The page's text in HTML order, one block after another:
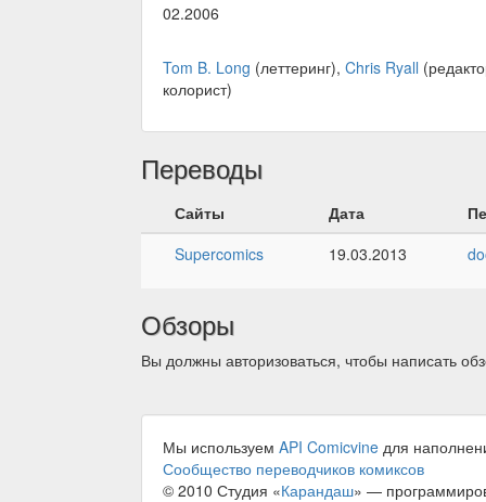
02.2006
Tom B. Long (леттеринг), Chris Ryall
колорист)
Переводы
Сайты Дата
Supercomics
19.03.2013
Обзоры
Вы должны авторизоваться, чтобы написать
Мы используем API Comicvine для
Сообщество переводчиков комиксов
© 2010 Студия «Карандаш» —